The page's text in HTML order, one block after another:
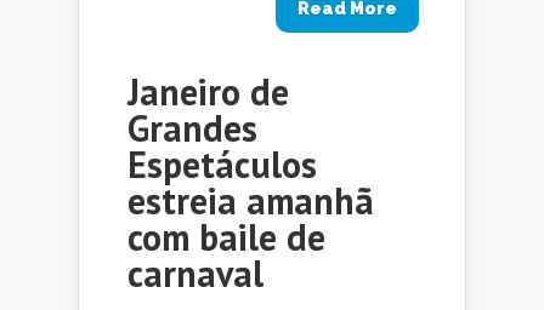
Read More
Janeiro de
Grandes
Espetáculos
estreia amanhã
com baile de
carnaval